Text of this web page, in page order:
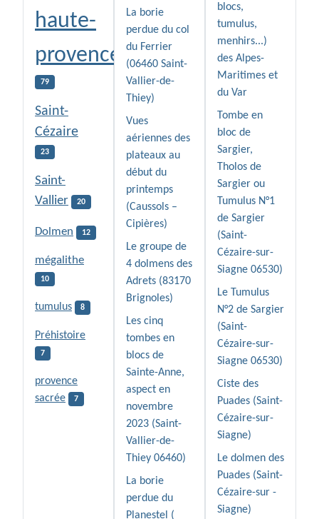
haute-
provence
79
Saint-
Cézaire
23
Saint-
Vallier
20
Dolmen 12
mégalithe
10
tumulus 8
Préhistoire
7
provence
sacrée
7
La borie
perdue du col
du Ferrier
(06460 Saint-
Vallier-de-
Thiey)
Vues
aériennes des
plateaux au
début du
printemps
(Caussols –
Cipières)
Le groupe de
4 dolmens des
Adrets (83170
Brignoles)
Les cinq
tombes en
blocs de
Sainte-Anne,
aspect en
novembre
2023 (Saint-
Vallier-de-
Thiey 06460)
La borie
perdue du
Planestel (
blocs,
tumulus,
menhirs...)
des Alpes-
Maritimes et
du Var
Tombe en
bloc de
Sargier,
Tholos de
Sargier ou
Tumulus N°1
de Sargier
(Saint-
Cézaire-sur-
Siagne 06530)
Le Tumulus
N°2 de Sargier
(Saint-
Cézaire-sur-
Siagne 06530)
Ciste des
Puades (Saint-
Cézaire-sur-
Siagne)
Le dolmen des
Puades (Saint-
Cézaire-sur -
Siagne)